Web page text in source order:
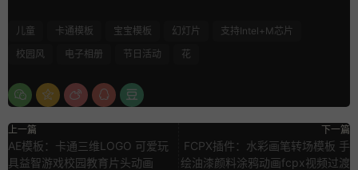
儿童 卡通模板 宝宝模板 幻灯片
支持Intel+M芯片
校园风
电子相册 节日活动 花
上一篇
AE模板：卡通三维LOGO 可爱玩
具益智游戏校园教育片头动画
下一篇
FCPX插件：水彩画笔转场模板 手
绘油漆颜料涂鸦动画fcpx视频过渡